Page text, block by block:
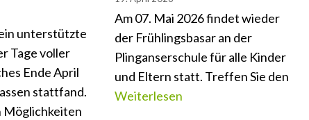
unterstützte
Tage voller
Ende April
stattfand.
Möglichkeiten
Am 07. Mai 2026 findet wieder
der Frühlingsbasar an der
Plinganserschule für alle Kinder
und Eltern statt. Treffen Sie den
Weiterlesen